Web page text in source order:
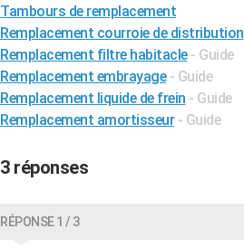
Tambours de remplacement
Remplacement courroie de distribution
Remplacement filtre habitacle - Guide
Remplacement embrayage - Guide
Remplacement liquide de frein - Guide
Remplacement amortisseur - Guide
3 réponses
RÉPONSE 1 / 3